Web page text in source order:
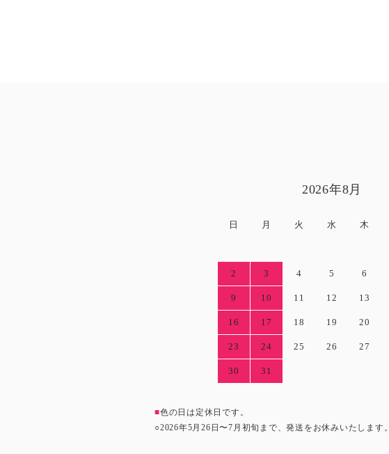
2026年8月
日 月 火 水 木
2 3 4 5 6
9 10 11 12 13
16 17 18 19 20
23 24 25 26 27
30 31
■色の日は定休日です。
○2026年5月26日〜7月初旬まで、発送をお休みいたします。